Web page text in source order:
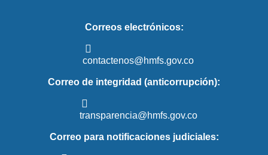
Correos electrónicos:
contactenos@hmfs.gov.co
Correo de integridad (anticorrupción):
transparencia@hmfs.gov.co
Correo para notificaciones judiciales: